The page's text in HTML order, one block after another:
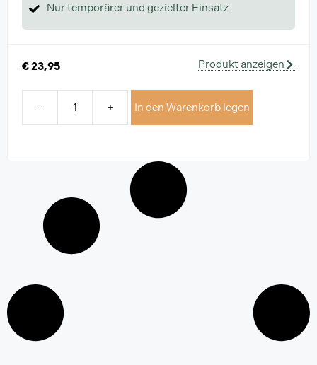
Nur temporärer und gezielter Einsatz
€23,95 Produkt anzeigen
- + In den Warenkorb legen